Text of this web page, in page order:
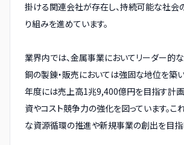
掛ける関連会社が存在し、持続可能な社会
り組みを進めています。
業界内では、金属事業においてリーダー的
銅の製錬・販売においては強固な地位を築
年度には売上高1兆9,400億円を目指す計画
資やコスト競争力の強化を図っています。こ
な資源循環の推進や新規事業の創出を目指